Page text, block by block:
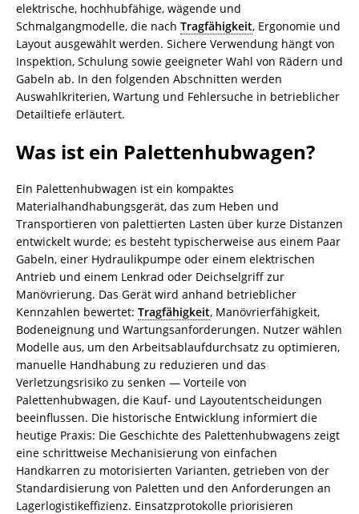
elektrische, hochhubfähige, wägende und
Schmalgangmodelle, die nach Tragfähigkeit, Ergonomie und
Layout ausgewählt werden. Sichere Verwendung hängt von
Inspektion, Schulung sowie geeigneter Wahl von Rädern und
Gabeln ab. In den folgenden Abschnitten werden
Auswahlkriterien, Wartung und Fehlersuche in betrieblicher
Detailtiefe erläutert.
Was ist ein Palettenhubwagen?
Ein Palettenhubwagen ist ein kompaktes
Materialhandhabungsgerät, das zum Heben und
Transportieren von palettierten Lasten über kurze Distanzen
entwickelt wurde; es besteht typischerweise aus einem Paar
Gabeln, einer Hydraulikpumpe oder einem elektrischen
Antrieb und einem Lenkrad oder Deichselgriff zur
Manövrierung. Das Gerät wird anhand betrieblicher
Kennzahlen bewertet: Tragfähigkeit, Manövrierfähigkeit,
Bodeneignung und Wartungsanforderungen. Nutzer wählen
Modelle aus, um den Arbeitsablaufdurchsatz zu optimieren,
manuelle Handhabung zu reduzieren und das
Verletzungsrisiko zu senken — Vorteile von
Palettenhubwagen, die Kauf- und Layoutentscheidungen
beeinflussen. Die historische Entwicklung informiert die
heutige Praxis: Die Geschichte des Palettenhubwagens zeigt
eine schrittweise Mechanisierung von einfachen
Handkarren zu motorisierten Varianten, getrieben von der
Standardisierung von Paletten und den Anforderungen an
Lagerlogistikeffizienz. Einsatzprotokolle priorisieren